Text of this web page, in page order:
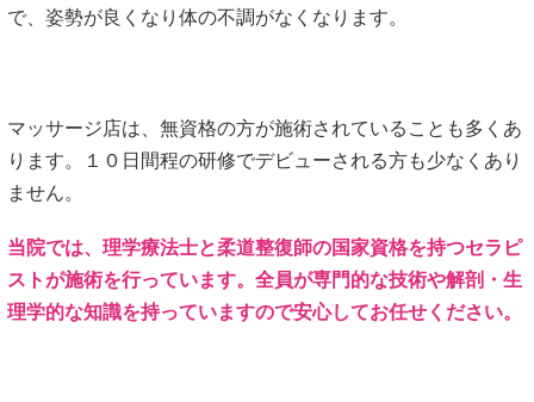
で、姿勢が良くなり体の不調がなくなります。
マッサージ店は、無資格の方が施術されていることも多くあ
ります。１０日間程の研修でデビューされる方も少なくあり
ません。
当院では、理学療法士と柔道整復師の国家資格を持つセラピ
ストが施術を行っています。全員が専門的な技術や解剖・生
理学的な知識を持っていますので安心してお任せください。